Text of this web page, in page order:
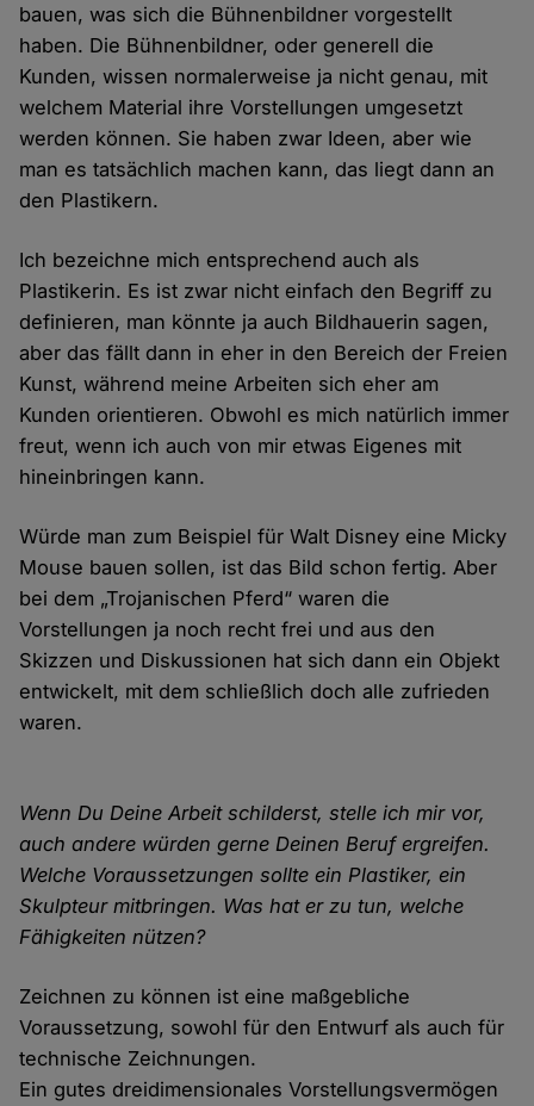
bauen, was sich die Bühnenbildner vorgestellt
haben. Die Bühnenbildner, oder generell die
Kunden, wissen normalerweise ja nicht genau, mit
welchem Material ihre Vorstellungen umgesetzt
werden können. Sie haben zwar Ideen, aber wie
man es tatsächlich machen kann, das liegt dann an
den Plastikern.
Ich bezeichne mich entsprechend auch als
Plastikerin. Es ist zwar nicht einfach den Begriff zu
definieren, man könnte ja auch Bildhauerin sagen,
aber das fällt dann in eher in den Bereich der Freien
Kunst, während meine Arbeiten sich eher am
Kunden orientieren. Obwohl es mich natürlich immer
freut, wenn ich auch von mir etwas Eigenes mit
hineinbringen kann.
Würde man zum Beispiel für Walt Disney eine Micky
Mouse bauen sollen, ist das Bild schon fertig. Aber
bei dem „Trojanischen Pferd“ waren die
Vorstellungen ja noch recht frei und aus den
Skizzen und Diskussionen hat sich dann ein Objekt
entwickelt, mit dem schließlich doch alle zufrieden
waren.
Wenn Du Deine Arbeit schilderst, stelle ich mir vor,
auch andere würden gerne Deinen Beruf ergreifen.
Welche Voraussetzungen sollte ein Plastiker, ein
Skulpteur mitbringen. Was hat er zu tun, welche
Fähigkeiten nützen?
Zeichnen zu können ist eine maßgebliche
Voraussetzung, sowohl für den Entwurf als auch für
technische Zeichnungen.
Ein gutes dreidimensionales Vorstellungsvermögen